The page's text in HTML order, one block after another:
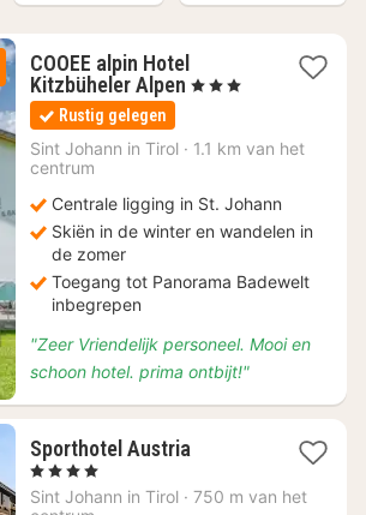
COOEE alpin Hotel
Kitzbüheler Alpen 1
€
, 3 Sterren
Rustig gelegen
Sint Johann in Tirol · 1.1 km van het
centrum
Centrale ligging in St. Johann
Skiën in de winter en wandelen in
de zomer
Toegang tot Panorama Badewelt
inbegrepen
"Zeer Vriendelijk personeel. Mooi en
schoon hotel. prima ontbijt!"
Sporthotel Austria1
vanaf
, 4 Sterren
Sint Johann in Tirol · 750 m van het